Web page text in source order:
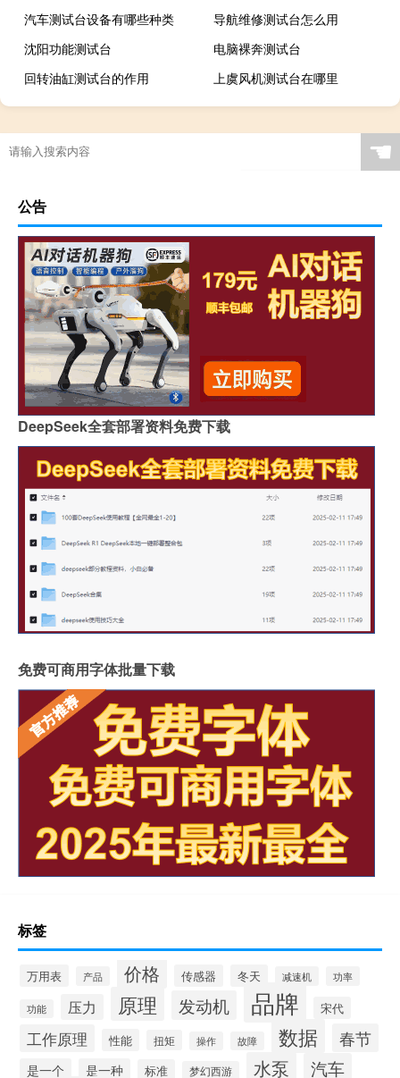
汽车测试台设备有哪些种类
导航维修测试台怎么用
沈阳功能测试台
电脑裸奔测试台
回转油缸测试台的作用
上虞风机测试台在哪里
☚
公告
DeepSeek全套部署资料免费下载
免费可商用字体批量下载
标签
万用表 产品 价格 传感器 冬天 减速机 功率
功能 压力 原理 发动机 品牌 宋代
工作原理 性能 扭矩 操作 故障 数据 春节
是一个 是一种 标准 梦幻西游 水泵 汽车